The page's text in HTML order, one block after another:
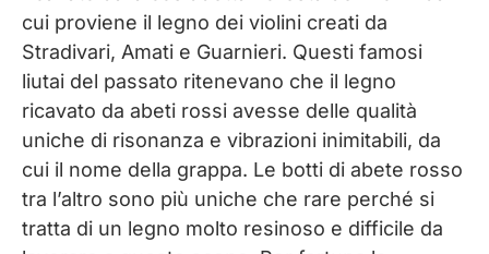
cui proviene il legno dei violini creati da
Stradivari, Amati e Guarnieri. Questi famosi
liutai del passato ritenevano che il legno
ricavato da abeti rossi avesse delle qualità
uniche di risonanza e vibrazioni inimitabili, da
cui il nome della grappa. Le botti di abete rosso
tra l’altro sono più uniche che rare perché si
tratta di un legno molto resinoso e difficile da